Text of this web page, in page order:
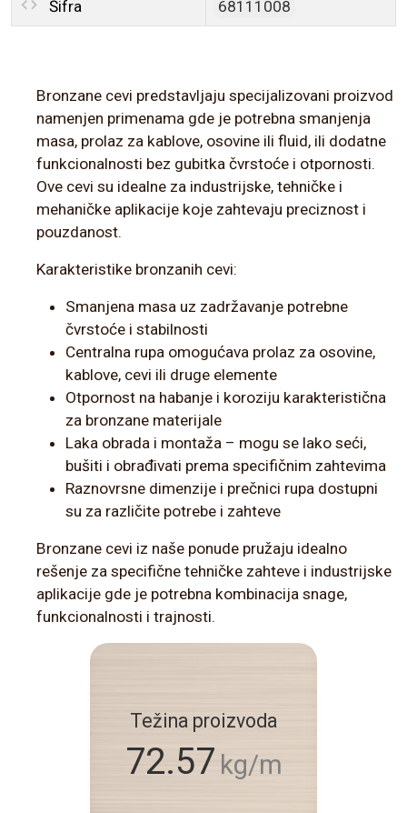
Šifra 68111008
Bronzane cevi predstavljaju specijalizovani proizvod
namenjen primenama gde je potrebna smanjenja
masa, prolaz za kablove, osovine ili fluid, ili dodatne
funkcionalnosti bez gubitka čvrstoće i otpornosti.
Ove cevi su idealne za industrijske, tehničke i
mehaničke aplikacije koje zahtevaju preciznost i
pouzdanost.
Karakteristike bronzanih cevi:
Smanjena masa uz zadržavanje potrebne
čvrstoće i stabilnosti
Centralna rupa omogućava prolaz za osovine,
kablove, cevi ili druge elemente
Otpornost na habanje i koroziju karakteristična
za bronzane materijale
Laka obrada i montaža – mogu se lako seći,
bušiti i obrađivati prema specifičnim zahtevima
Raznovrsne dimenzije i prečnici rupa dostupni
su za različite potrebe i zahteve
Bronzane cevi iz naše ponude pružaju idealno
rešenje za specifične tehničke zahteve i industrijske
aplikacije gde je potrebna kombinacija snage,
funkcionalnosti i trajnosti.
Težina proizvoda
72.57 kg/m